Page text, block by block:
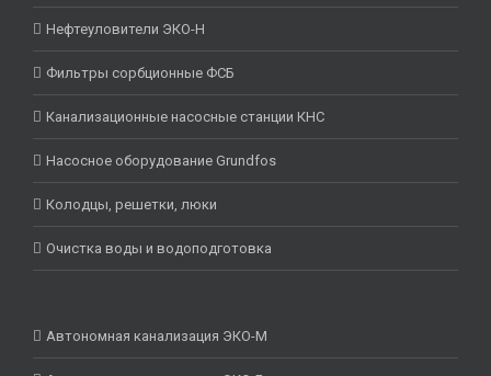
Нефтеуловители ЭКО-Н
Фильтры сорбционные ФСБ
Канализационные насосные станции КНС
Насосное оборудование Grundfos
Колодцы, решетки, люки
Очистка воды и водоподготовка
Автономная канализация ЭКО-М